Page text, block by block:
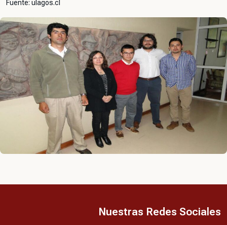
Fuente: ulagos.cl
Nuestras Redes Sociales